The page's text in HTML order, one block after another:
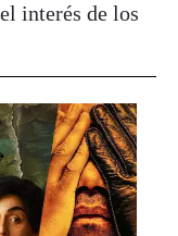
interés de los